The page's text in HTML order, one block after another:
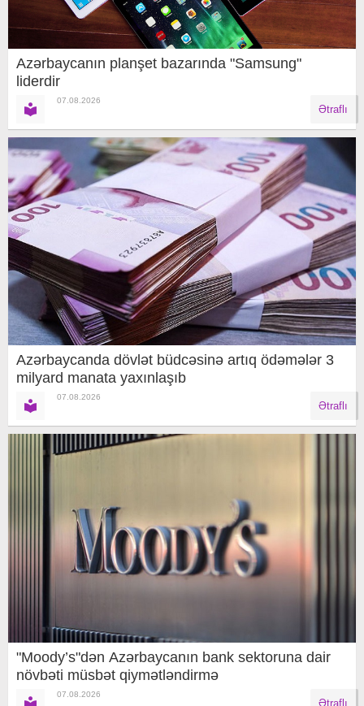
Azərbaycanın planşet bazarında "Samsung"
liderdir
07.08.2026
Ətraflı
Azərbaycanda dövlət büdcəsinə artıq ödəmələr 3
milyard manata yaxınlaşıb
07.08.2026
Ətraflı
"Moody’s"dən Azərbaycanın bank sektoruna dair
növbəti müsbət qiymətləndirmə
07.08.2026
Ətraflı